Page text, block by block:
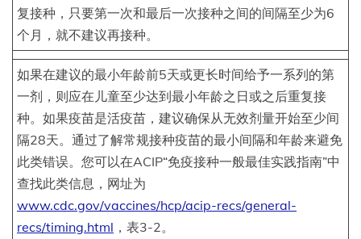
复接种，只要第一次和最后一次接种之间的间隔至少为6
个月，就不建议再接种。
如果在建议的最小年龄前5天或更长时间给予一系列的第
一剂，则应在儿童至少达到最小年龄之日或之后重复接
种。如果疫苗是活疫苗，建议确保从无效剂量开始至少间
隔28天。通过了解常规接种疫苗的最小间隔和年龄来避免
此类错误。您可以在ACIP“免疫接种一般最佳实践指南”中
查找此类信息，网址为
www.cdc.gov/vaccines/hcp/acip-recs/general-
recs/timing.html ，表3-2。